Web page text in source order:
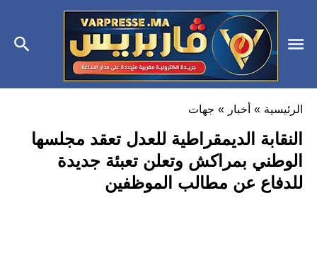
الرئيسية » أخبار » جهات
النقابة الديمقراطية للعدل تعقد مجلسها
الوطني بمراكش وتعلن تعبئة جديدة
للدفاع عن مطالب الموظفين